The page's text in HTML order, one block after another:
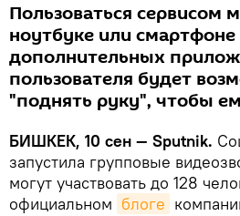
Пользоваться сервисом
ноутбуке или смартфоне
дополнительных
пользователя будет
"поднять руку", чтобы
БИШКЕК, 10 сен — Sputnik.
запустила групповые
могут участвовать до 128
официальном блоге